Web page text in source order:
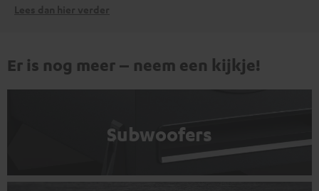
Er is nog meer – neem een kijkje!
Subwoofers